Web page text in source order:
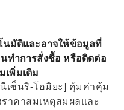
มัติและอาจให้ข้อมูลที่
ทำการสั่งซื้อ หรือติดต่อ
พิ่มเติม
เซ็นริ-โอมิยะ] คุ้มค่าคุ้ม
าคาสมเหตุสมผลและ